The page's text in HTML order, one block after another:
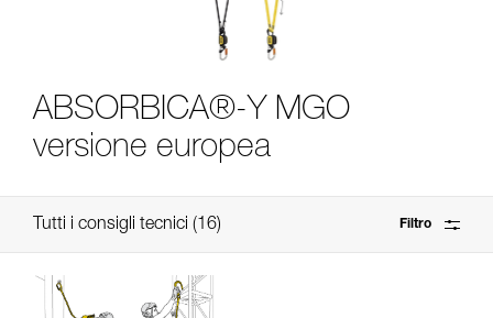
ABSORBICA®-Y MGO
versione europea
Tutti i consigli tecnici 16 Filtro